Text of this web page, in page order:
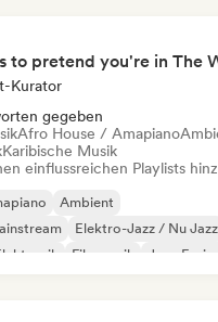
Kurator
gegeben
Afro House / Amapiano
Karibische Musik
einflussreichen Playlists
Ambient
Elektro-Jazz / Nu Jazz
Filmmusik
Jazz-Fusion